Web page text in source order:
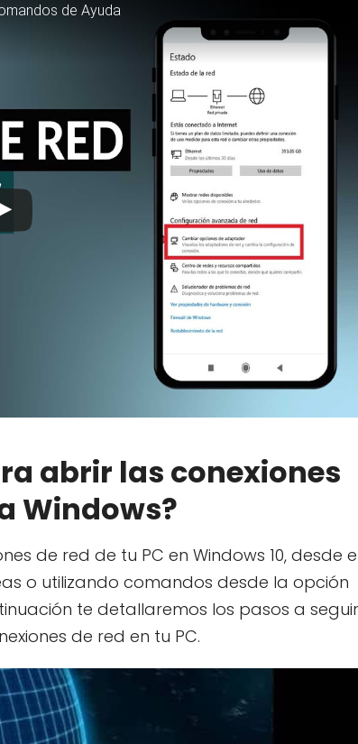
de Ayuda
abrir las conexiones
Windows?
de red de tu PC en Windows 10, desde
o utilizando comandos desde la opción
te detallaremos los pasos a seguir
de red en tu PC.